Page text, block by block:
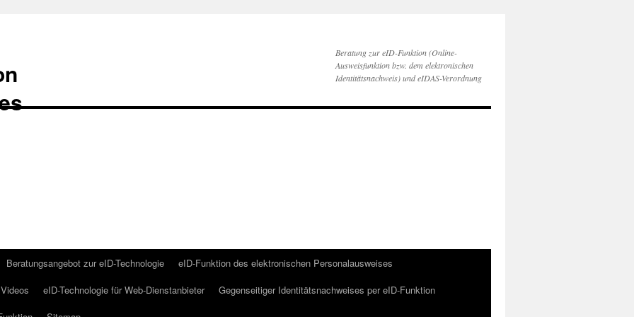
Beratung zur eID-Funktion (Online-
Ausweisfunktion bzw. dem elektronischen
Identitätsnachweis) und eIDAS-Verordnung
Beratungsangebot zur eID-Technologie
eID-Funktion des elektronischen Personalausweises
Videos eID-Technologie für Web-Dienstanbieter
Gegenseitiger Identitätsnachweises per eID-Funktion